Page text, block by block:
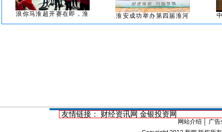
浪你马淮超开赛在即，淮 淮安成功举办第四届淮河
友情链接： 财经资讯网 金银投资网
网站介绍
广告